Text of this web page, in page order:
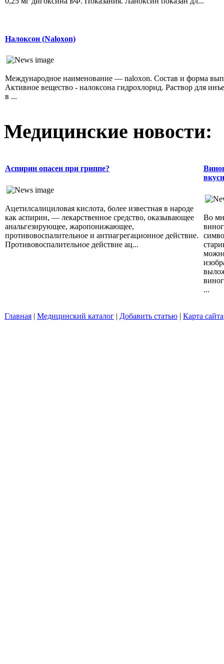
Налоксон (Naloxon)
Международное наименование — naloxon. Состав и форма
Активное вещество - налоксона гидрохлорид. Раствор для
в ...
Медицинские новости:
Аспирин опасен при гриппе?
Ацетилсалициловая кислота, более известная в народе
как аспирин, — лекарственное средство, оказывающее
анальгезирующее, жаропонижающее,
противовоспалительное и антиагрегационное действие.
Противовоспалительное действие ац...
Во
...
Главная | Медицинский каталог | Добавить статью | Карта сайта